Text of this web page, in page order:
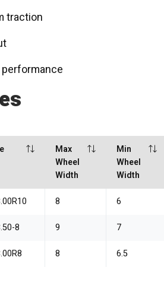
traction
Max
Wheel
Width
Min
Wheel
Width
8 6
8 9 7
8 6.5